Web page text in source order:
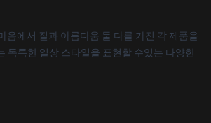
음에서 질과 아름다움 둘 다를 가진 각 제품을
독특한 일상 스타일을 표현할 수있는 다양한